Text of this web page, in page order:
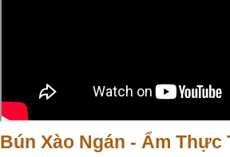
Bún Xào Ngán - Ẩm Thực